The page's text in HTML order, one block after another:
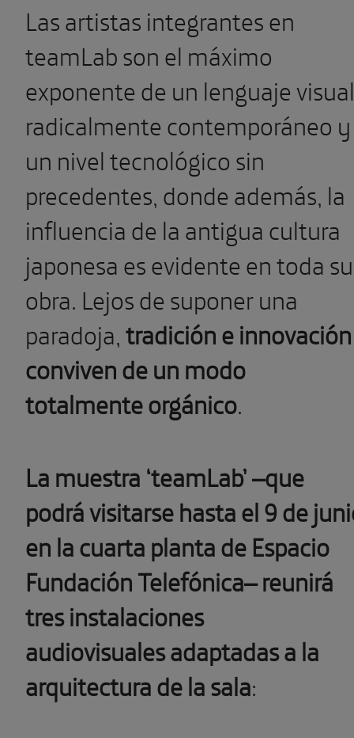
Las artistas integrantes en
teamLab son el máximo
exponente de un lenguaje visual
radicalmente contemporáneo y
un nivel tecnológico sin
precedentes, donde además, la
influencia de la antigua cultura
japonesa es evidente en toda su
obra. Lejos de suponer una
paradoja,tradición e innovación
conviven de un modo
totalmente orgánico.
La muestra ‘teamLab’ –que
podrá visitarse hasta el 9 de
en la cuarta planta de Espacio
Fundación Telefónica– reunirá
tres instalaciones
audiovisuales adaptadas a la
arquitectura de la sala: